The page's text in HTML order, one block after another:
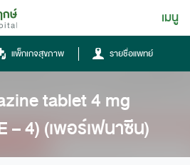
เมนู
แพ็กเกจสุขภาพ รายชื่อแพทย์
tablet 4 mg
– 4) (เพอร์เฟนาซีน)